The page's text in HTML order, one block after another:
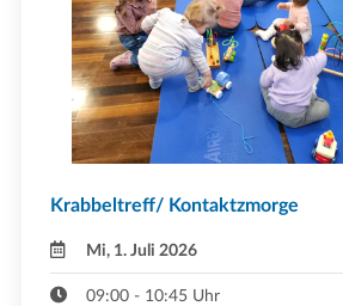
Krabbeltreff/ Kontaktzmorge
Mi, 1. Juli 2026
09:00 - 10:45 Uhr